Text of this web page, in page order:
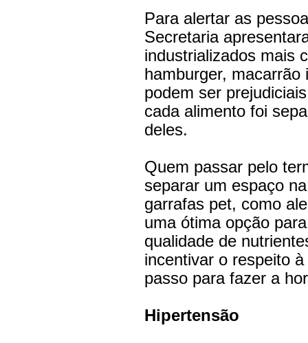
Para alertar as
Secretaria
industrializados mais
hamburger,
podem ser
cada alimento foi
deles.
Quem passar pelo
separar um espaço
garrafas pet, como
uma ótima opção
qualidade de
incentivar o respeito
passo para fazer a
Hipertensão